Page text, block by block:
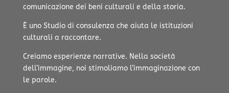
comunicazione dei beni culturali e della storia.
È uno Studio di consulenza che aiuta le istituzioni
culturali a raccontare.
Creiamo esperienze narrative. Nella società
dell’immagine, noi stimoliamo l’immaginazione con
le parole.